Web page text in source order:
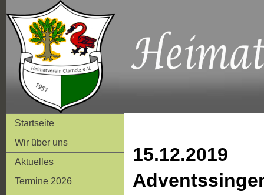
Startseite
Wir über uns
Aktuelles
Termine 2026
15.12.2019